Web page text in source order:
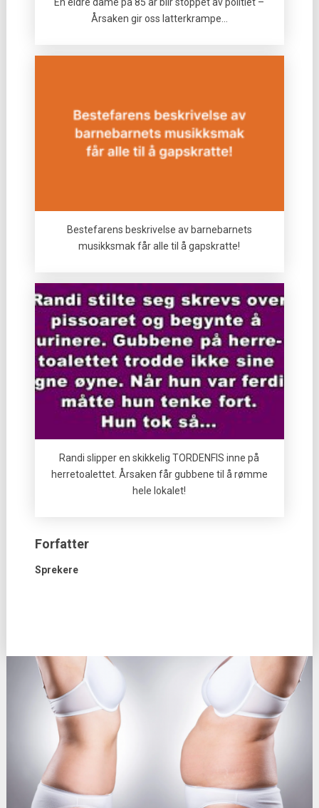
Årsaken gir oss latterkrampe…
Bestefarens beskrivelse av barnebarnets
musikksmak får alle til å gapskratte!
Randi slipper en skikkelig TORDENFIS inne på
herretoalettet. Årsaken får gubbene til å rømme
hele lokalet!
Forfatter
Sprekere